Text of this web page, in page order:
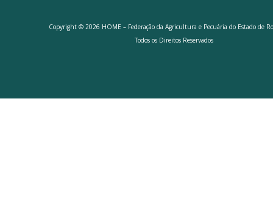
Copyright © 2026 HOME – Federação da Agricultura e Pecuária do Estado de
Todos os Direitos Reservados